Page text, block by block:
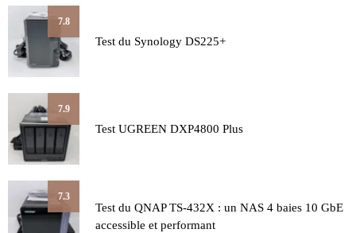
7.8
Test du Synology DS225+
7.9
Test UGREEN DXP4800 Plus
7.3
Test du QNAP TS-432X : un NAS 4 baies 10 GbE
accessible et performant